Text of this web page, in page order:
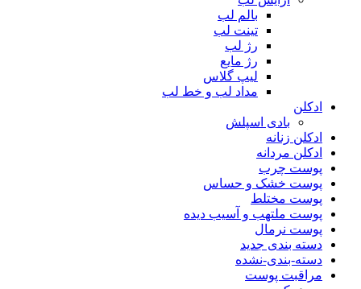
بالم لب
تینت لب
رژ لب
رژ مایع
لیپ گلاس
مداد لب و خط لب
ادکلن
بادی اسپلش
ادکلن زنانه
ادکلن مردانه
پوست چرب
پوست خشک و حساس
پوست مختلط
پوست ملتهب و آسیب دیده
پوست نرمال
دسته بندی جدید
دسته-بندی-نشده
مراقبت پوست